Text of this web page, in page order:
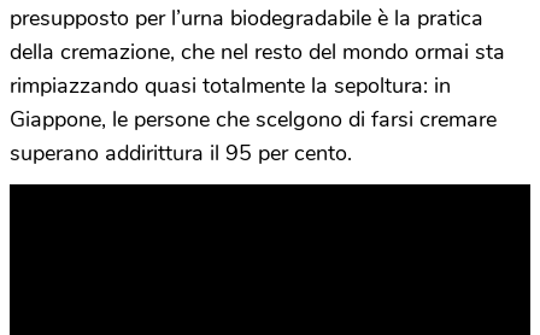
presupposto per l’urna biodegradabile è la pratica
della cremazione, che nel resto del mondo ormai sta
rimpiazzando quasi totalmente la sepoltura: in
Giappone, le persone che scelgono di farsi cremare
superano addirittura il 95 per cento.